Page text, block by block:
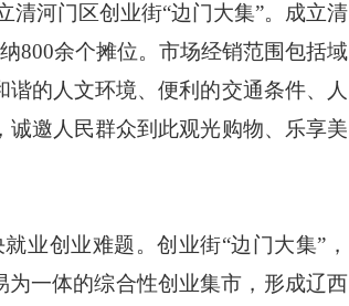
清河门区创业街“边门大集”。 成立清
800余个摊位。市场经销范围包括域
的人文环境、便利的交通条件、人
邀人民群众到此观光购物、乐享美
业创业难题。创业街“边门大集” ，
一体的综合性创业集市，形成辽西